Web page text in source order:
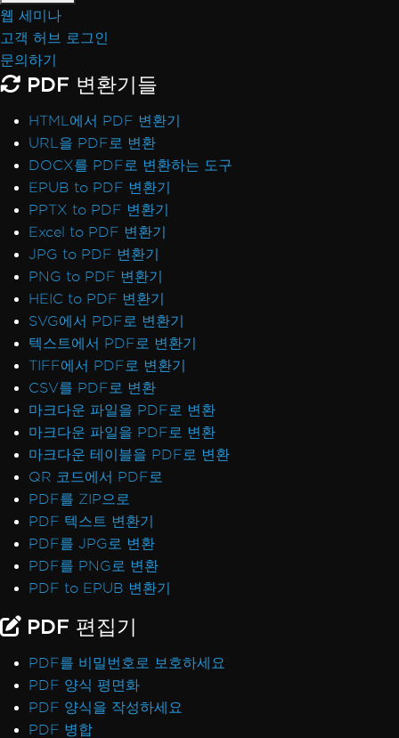
웹 세미나
고객 허브 로그인
문의하기
PDF 변환기들
HTML에서 PDF 변환기
URL을 PDF로 변환
DOCX를 PDF로 변환하는 도구
EPUB to PDF 변환기
PPTX to PDF 변환기
Excel to PDF 변환기
JPG to PDF 변환기
PNG to PDF 변환기
HEIC to PDF 변환기
SVG에서 PDF로 변환기
텍스트에서 PDF로 변환기
TIFF에서 PDF로 변환기
CSV를 PDF로 변환
마크다운 파일을 PDF로 변환
마크다운 파일을 PDF로 변환
마크다운 테이블을 PDF로 변환
QR 코드에서 PDF로
PDF를 ZIP으로
PDF 텍스트 변환기
PDF를 JPG로 변환
PDF를 PNG로 변환
PDF to EPUB 변환기
PDF 편집기
PDF를 비밀번호로 보호하세요
PDF 양식 평면화
PDF 양식을 작성하세요
PDF 병합